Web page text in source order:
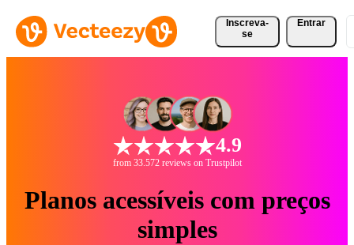
Inscreva-
se
Entrar
4.9
from 33.572 reviews on Trustpilot
Planos acessíveis com preços
simples